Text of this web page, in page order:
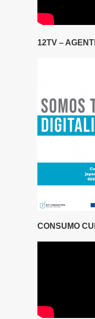
12TV –
CONSUMO